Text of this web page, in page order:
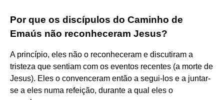
Por que os discípulos do Caminho de
Emaús não reconheceram Jesus?
A princípio, eles não o reconheceram e discutiram a
tristeza que sentiam com os eventos recentes (a morte de
Jesus). Eles o convenceram então a segui-los e a juntar-
se a eles numa refeição, durante a qual eles o